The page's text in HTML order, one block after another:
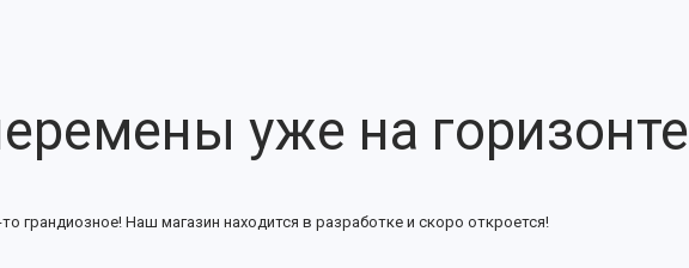
уже на горизонте
грандиозное! Наш магазин находится в разработке и скоро откроется!